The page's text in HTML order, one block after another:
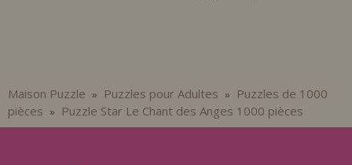
Maison Puzzle » Puzzles pour Adultes »
Puzzles de 1000
pièces » Puzzle Star Le Chant des Anges 1000 pièces